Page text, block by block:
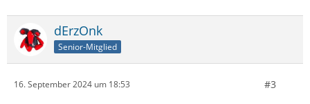
dErzOnk
Senior-Mitglied
16. September 2024 um 18:53 #3